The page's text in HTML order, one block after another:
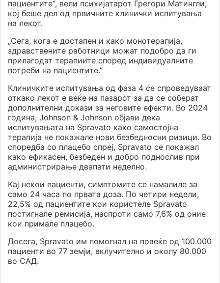
пациентите“, вели психијатарот Грегори Матингли,
кој беше дел од првичните клинички испитувања
на лекот.
„Сега, кога е достапен и како монотерапија,
здравствените работници можат подобро да ги
прилагодат терапиите според индивидуалните
потреби на пациентите.”
Клиничките испитувања од фаза 4 се спроведуваат
откако лекот е веќе на пазарот за да се соберат
дополнителни докази за неговите ефекти. Во 2024
година, Johnson & Johnson објави дека
испитувањата на Spravato како самостојна
терапија не покажале нови безбедносни ризици. Во
споредба со плацебо спреј, Spravato се покажал
како ефикасен, безбеден и добро поднослив при
администрирање двапати неделно.
Кај некои пациенти, симптомите се намалиле за
само 24 часа по првата доза. По четири недели,
22,5% од пациентите кои користеле Spravato
постигнале ремисија, наспроти само 7,6% од оние
кои примале плацебо.
Досега, Spravato им помогнал на повеќе од 100.000
пациенти во 77 земји, вклучително и околу 80.000
во САД.